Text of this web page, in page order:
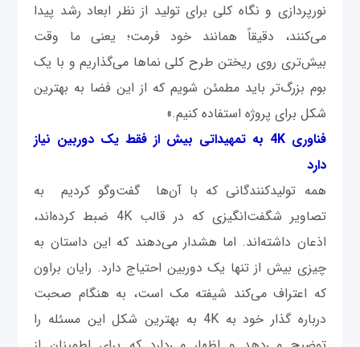
نورپردازی و نگاه کلی برای تولید از نظر ابعاد رشد پیدا
می‌کنند، دقیقاً همانند خود فرمت؛ یعنی ما وقت
بیش‌تری روی ریختن طرح کلی نماها می‌گذاریم و با یک
بوم بزرگ‌تر باید مطمئن شویم که از این فضا به بهترین
شکل برای پروژه استفاده کنیم.»
فناوری 4K به تمهیداتی بیش از فقط یک دوربین نیاز
دارد
همه تولیدکنندگانی که با آن‌ها گفت‌وگو کردیم به
تصاویر شگفت‌انگیزی که در قالب 4K ضبط کرده‌اند،
اذعان داشته‌اند. اما هشدار می‌دهند که این داستان به
چیزی بیش از تنها یک دوربین احتیاج دارد. رایان براون
که اعتراف می‌کند شیفته مک است، به هنگام صحبت
درباره گذار خود به 4K به بهترین شکل این مسئله را